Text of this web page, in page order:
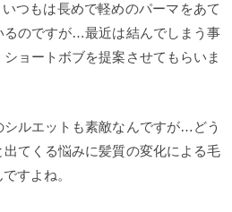
つもは長めで軽めのパーマをあて
るのですが…最近は結んでしまう事
ョートボブを提案させてもらいま
シルエットも素敵なんですが…どう
てくる悩みに髪質の変化による毛
すよね。